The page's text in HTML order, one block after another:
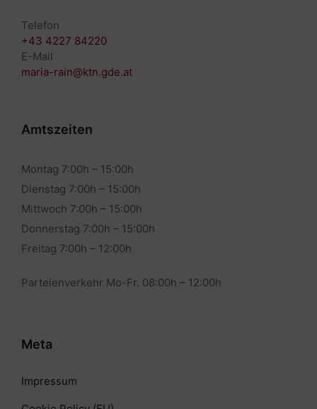
Telefon
+43 4227 84220
E-Mail
maria-rain@ktn.gde.at
Amtszeiten
Montag 7:00h – 15:00h
Dienstag 7:00h – 15:00h
Mittwoch 7:00h – 15:00h
Donnerstag 7:00h – 15:00h
Freitag 7:00h – 12:00h
Parteienverkehr Mo-Fr. 08:00h – 12:00h
Meta
Impressum